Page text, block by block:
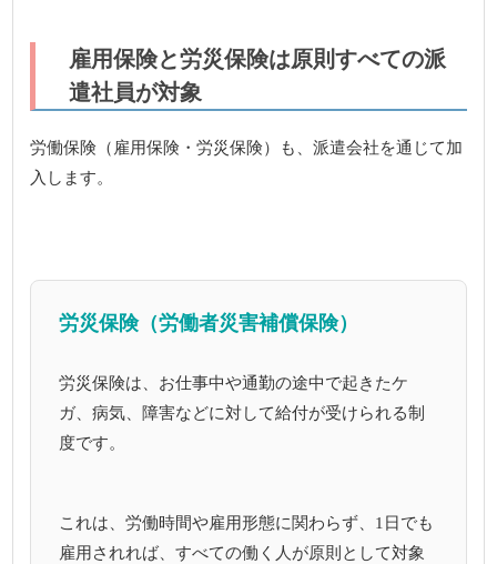
雇用保険と労災保険は原則すべての派
遣社員が対象
労働保険（雇用保険・労災保険）も、派遣会社を通じて加
入します。
労災保険（労働者災害補償保険）
労災保険は、お仕事中や通勤の途中で起きたケ
ガ、病気、障害などに対して給付が受けられる制
度です。
これは、労働時間や雇用形態に関わらず、1日でも
雇用されれば、すべての働く人が原則として対象